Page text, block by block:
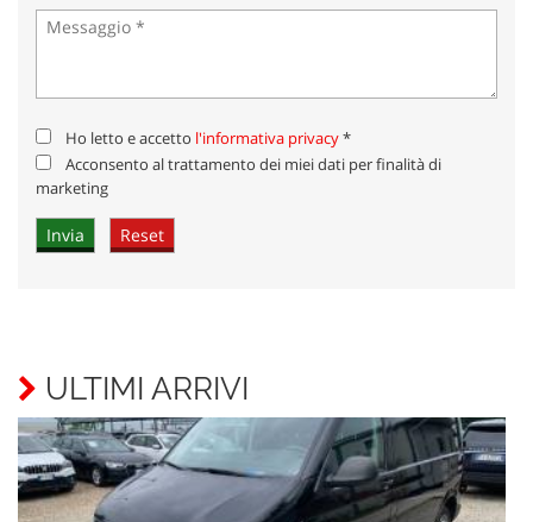
Ho letto e accetto l'informativa privacy*
Acconsento al trattamento dei miei dati per finalità di
marketing
ULTIMI ARRIVI